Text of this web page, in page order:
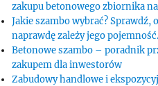
zakupu betonowego zbiornika
Jakie szambo wybrać? Sprawdź,
naprawdę zależy jego pojemność.
Betonowe szambo – poradnik
zakupem dla inwestorów
Zabudowy handlowe i